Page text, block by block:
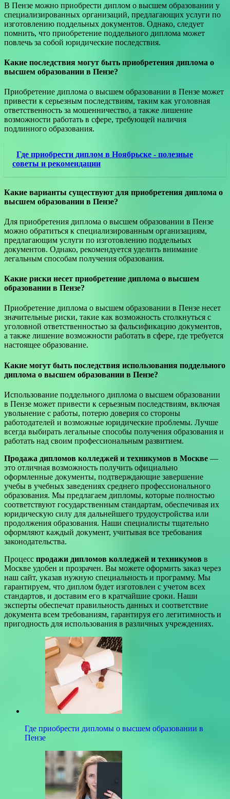
В Пензе можно приобрести диплом о высшем образовании у
специализированных организаций, предлагающих услуги по
изготовлению поддельных документов. Однако, следует
помнить, что приобретение поддельного диплома может
повлечь за собой юридические последствия.
Какие последствия могут быть приобретения диплома о
высшем образовании в Пензе?
Приобретение диплома о высшем образовании в Пензе может
привести к серьезным последствиям, таким как уголовная
ответственность за мошенничество, а также лишение
возможности работать в сфере, требующей наличия
подлинного образования.
Где приобрести диплом в Ноябрьске - полезные
советы и рекомендации
Какие варианты существуют для приобретения диплома о
высшем образовании в Пензе?
Для приобретения диплома о высшем образовании в Пензе
можно обратиться к специализированным организациям,
предлагающим услуги по изготовлению поддельных
документов. Однако, рекомендуется уделить внимание
легальным способам получения образования.
Какие риски несет приобретение диплома о высшем
образовании в Пензе?
Приобретение диплома о высшем образовании в Пензе несет
значительные риски, такие как возможность столкнуться с
уголовной ответственностью за фальсификацию документов,
а также лишение возможности работать в сфере, где требуется
настоящее образование.
Какие могут быть последствия использования поддельного
диплома о высшем образовании в Пензе?
Использование поддельного диплома о высшем образовании
в Пензе может привести к серьезным последствиям, включая
увольнение с работы, потерю доверия со стороны
работодателей и возможные юридические проблемы. Лучше
всегда выбирать легальные способы получения образования и
работать над своим профессиональным развитием.
Продажа дипломов колледжей и техникумов в Москве —
это отличная возможность получить официально
оформленные документы, подтверждающие завершение
учебы в учебных заведениях среднего профессионального
образования. Мы предлагаем дипломы, которые полностью
соответствуют государственным стандартам, обеспечивая их
юридическую силу для дальнейшего трудоустройства или
продолжения образования. Наши специалисты тщательно
оформляют каждый документ, учитывая все требования
законодательства.
Процесс продажи дипломов колледжей и техникумов в
Москве удобен и прозрачен. Вы можете оформить заказ через
наш сайт, указав нужную специальность и программу. Мы
гарантируем, что диплом будет изготовлен с учетом всех
стандартов, и доставим его в кратчайшие сроки. Наши
эксперты обеспечат правильность данных и соответствие
документа всем требованиям, гарантируя его легитимность и
пригодность для использования в различных учреждениях.
Где приобрести дипломы о высшем образовании в
Пензе